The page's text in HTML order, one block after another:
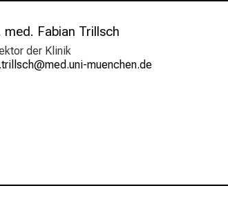
med. Fabian Trillsch
der Klinik
vim-ful#vfiuyziu mi